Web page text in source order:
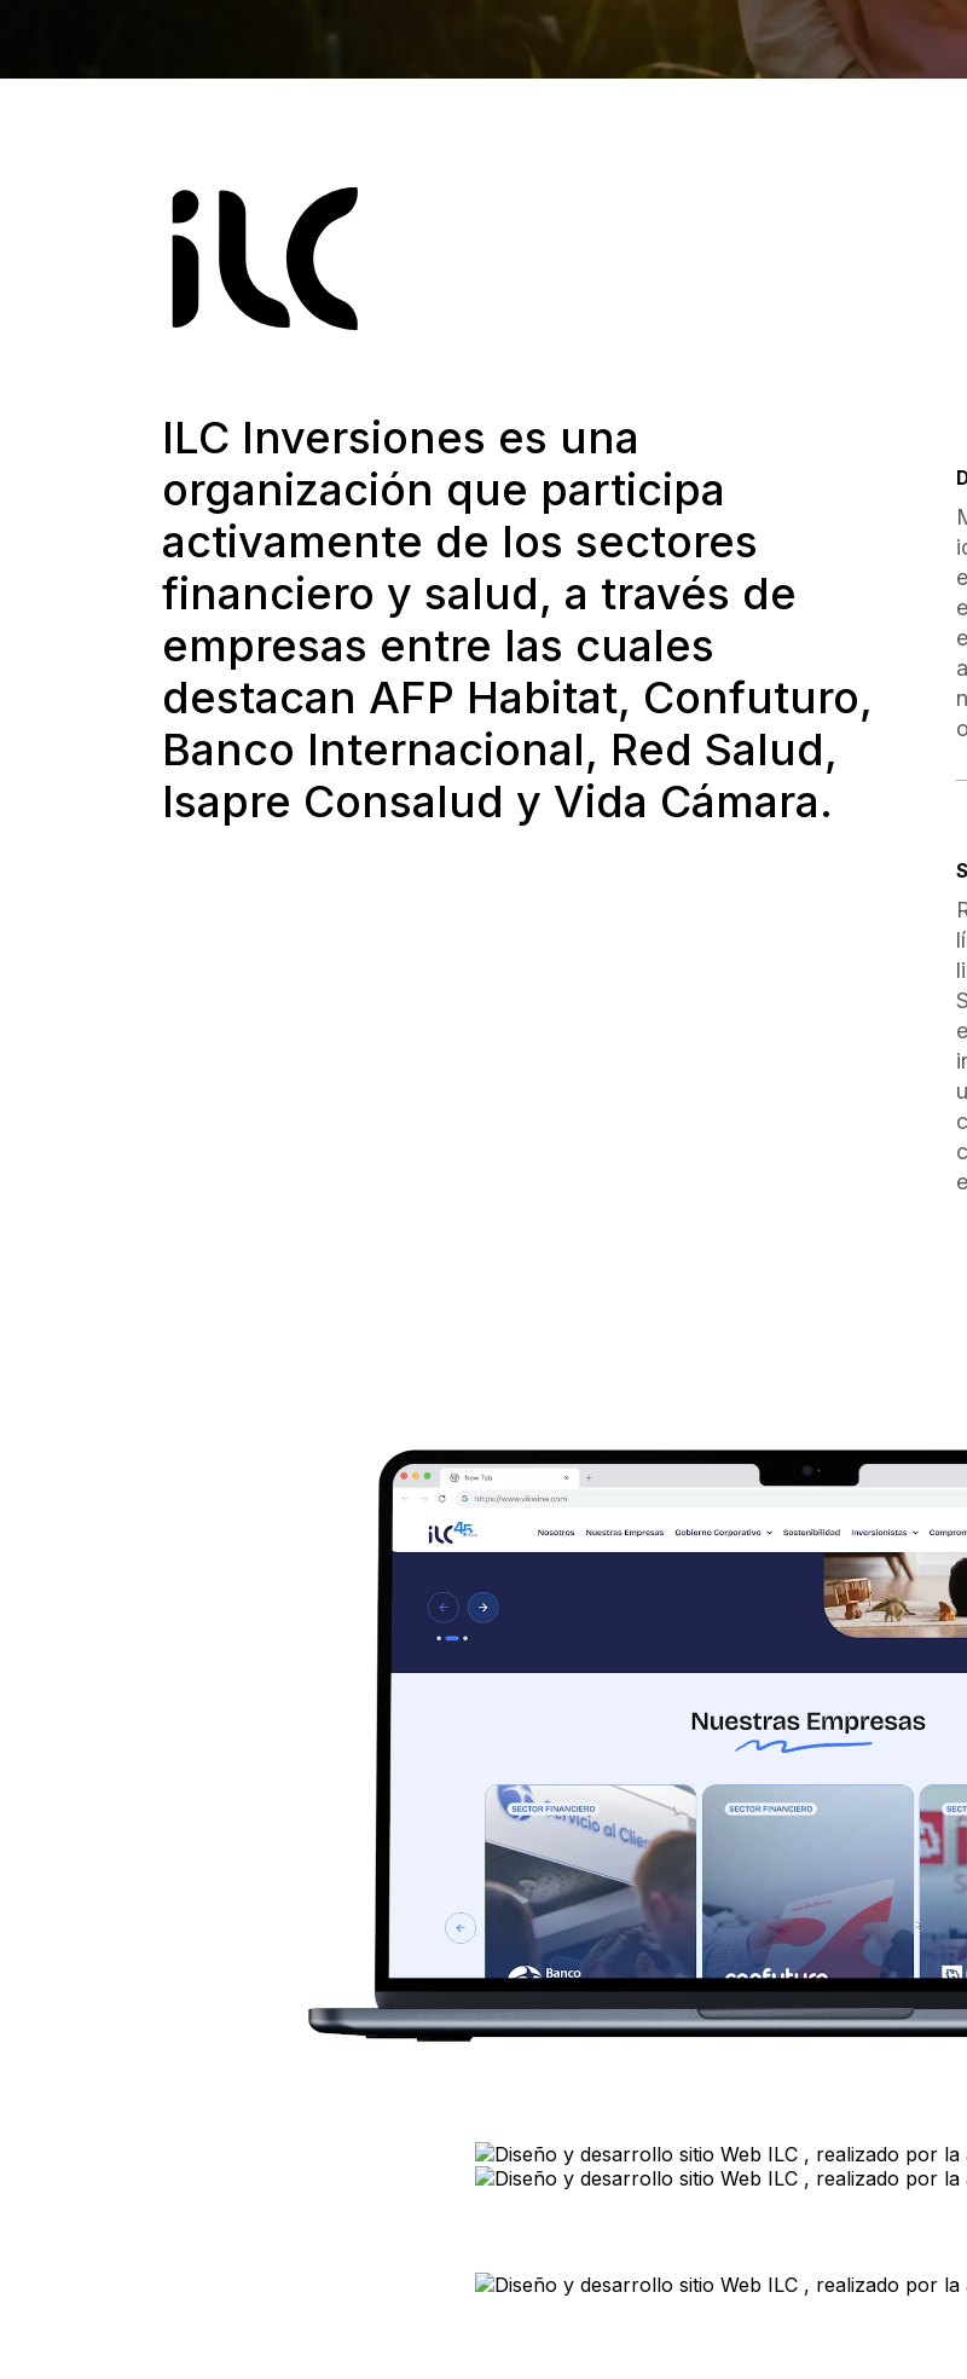
ILC Inversiones es una
organización que participa
activamente de los sectores
financiero y salud, a través de
empresas entre las cuales
destacan AFP Habitat, Confuturo,
Banco Internacional, Red Salud,
Isapre Consalud y Vida Cámara.